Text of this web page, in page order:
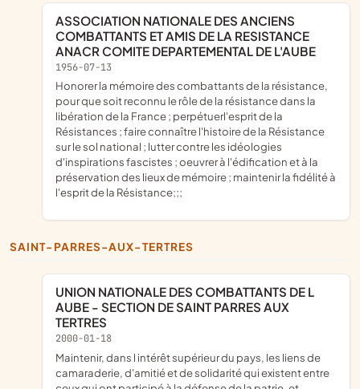
ASSOCIATION NATIONALE DES ANCIENS
COMBATTANTS ET AMIS DE LA RESISTANCE
ANACR COMITE DEPARTEMENTAL DE L'AUBE
1956-07-13
honorer la mémoire des combattants de la résistance,
pour que soit reconnu le rôle de la résistance dans la
libération de la France ; perpétuerl'esprit de la
Résistances ; faire connaître l'histoire de la Résistance
sur le sol national ; lutter contre les idéologies
d'inspirations fascistes ; oeuvrer à l'édification et à la
préservation des lieux de mémoire ; maintenir la fidélité à
l'esprit de la Résistance;;;
SAINT-PARRES-AUX-TERTRES
UNION NATIONALE DES COMBATTANTS DE L
AUBE - SECTION DE SAINT PARRES AUX
TERTRES
2000-01-18
maintenir, dans l intérêt supérieur du pays, les liens de
camaraderie, d'amitié et de solidarité qui existent entre